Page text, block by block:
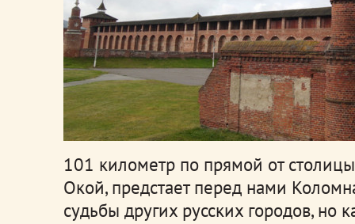
101 километр по прямой от
Окой, предстает перед нами
судьбы других русских городов, но